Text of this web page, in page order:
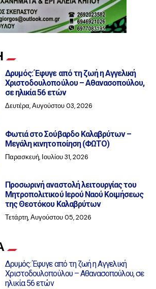
Δρυμός: Έφυγε από τη ζωή η Αγγελική
Χριστοδουλοπούλου – Αθανασοπούλου,
σε ηλικία 56 ετών
Δευτέρα, Αυγούστου 03, 2026
Φωτιά στο Σούβαρδο Καλαβρύτων –
Μεγάλη κινητοποίηση (ΦΩΤΟ)
Παρασκευή, Ιουλίου 31, 2026
Προσωρινή αναστολή λειτουργίας του
Μητροπολιτικού Ιερού Ναού Κοιμήσεως
της Θεοτόκου Καλαβρύτων
Τετάρτη, Αυγούστου 05, 2026
Δρυμός: Έφυγε από τη ζωή η Αγγελική
Χριστοδουλοπούλου – Αθανασοπούλου, σε
ηλικία 56 ετών